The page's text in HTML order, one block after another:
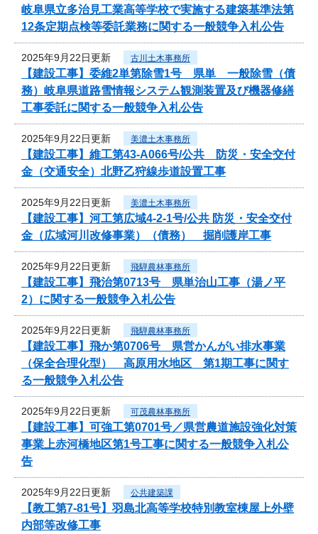
岐阜県立多治見工業高等学校で実施する建築基準法第
12条定期点検等委託業務に関する一般競争入札公告
2025年9月22日更新 古川土木事務所
【建設工事】委維2単第除雪1号 県単 一般除雪（債
務）岐阜県道路雪情報システム観測装置及び機器修繕
工事委託に関する一般競争入札公告
2025年9月22日更新 美濃土木事務所
【建設工事】維工第43-A066号/公共 防災・安全交付
金（交通安全）北野乙狩線歩道設置工事
2025年9月22日更新 美濃土木事務所
【建設工事】河工第広域4-2-1号/公共 防災・安全交付
金（広域河川改修事業）（債務） 掘削護岸工事
2025年9月22日更新 飛騨農林事務所
【建設工事】飛治第0713号 県単治山工事（湯ノ平
2）に関する一般競争入札公告
2025年9月22日更新 飛騨農林事務所
【建設工事】飛か第0706号 県営かんがい排水事業
（保全合理化型） 高原用水地区 第1期工事に関す
る一般競争入札公告
2025年9月22日更新 可茂農林事務所
【建設工事】可強工第0701号／県営農道施設強化対策
事業上赤河橋地区第1号工事に関する一般競争入札公
告
2025年9月22日更新 公共建築課
【教工第7-81号】羽島北高等学校特別教室棟屋上外壁
内部等改修工事